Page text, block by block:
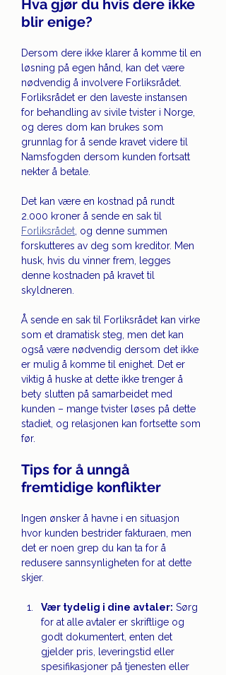
Hva gjør du hvis dere ikke
blir enige?
Dersom dere ikke klarer å komme til en
løsning på egen hånd, kan det være
nødvendig å involvere Forliksrådet.
Forliksrådet er den laveste instansen
for behandling av sivile tvister i Norge,
og deres dom kan brukes som
grunnlag for å sende kravet videre til
Namsfogden dersom kunden fortsatt
nekter å betale.
Det kan være en kostnad på rundt
2.000 kroner å sende en sak til
Forliksrådet, og denne summen
forskutteres av deg som kreditor. Men
husk, hvis du vinner frem, legges
denne kostnaden på kravet til
skyldneren.
Å sende en sak til Forliksrådet kan virke
som et dramatisk steg, men det kan
også være nødvendig dersom det ikke
er mulig å komme til enighet. Det er
viktig å huske at dette ikke trenger å
bety slutten på samarbeidet med
kunden – mange tvister løses på dette
stadiet, og relasjonen kan fortsette som
før.
Tips for å unngå
fremtidige konflikter
Ingen ønsker å havne i en situasjon
hvor kunden bestrider fakturaen, men
det er noen grep du kan ta for å
redusere sannsynligheten for at dette
skjer.
Vær tydelig i dine avtaler: Sørg
for at alle avtaler er skriftlige og
godt dokumentert, enten det
gjelder pris, leveringstid eller
spesifikasjoner på tjenesten eller